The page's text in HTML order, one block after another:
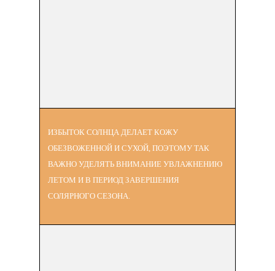
ИЗБЫТОК СОЛНЦА ДЕЛАЕТ КОЖУ
ОБЕЗВОЖЕННОЙ И СУХОЙ, ПОЭТОМУ ТАК
ВАЖНО УДЕЛЯТЬ ВНИМАНИЕ УВЛАЖНЕНИЮ
ЛЕТОМ И В ПЕРИОД ЗАВЕРШЕНИЯ
СОЛЯРНОГО СЕЗОНА.